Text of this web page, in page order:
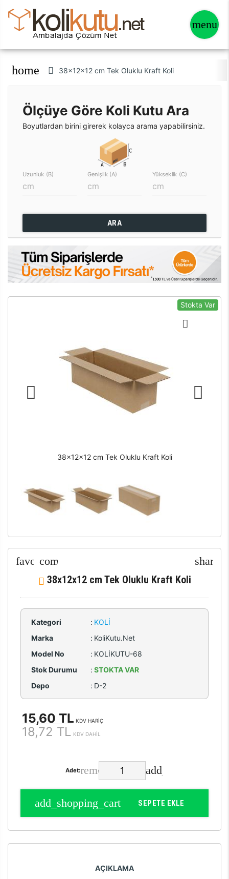
home 38x12x12 cm Tek Oluklu Kraft Koli
Ölçüye Göre Koli Kutu Ara
Boyutlardan birini girerek kolayca arama yapabilirsiniz.
Uzunluk (B) Genişlik (A) Yükseklik (C)
ARA
Stokta Var
38x12x12 cm Tek Oluklu Kraft Koli
38x12x12 cm Tek Oluklu Kraft Koli
Kategori : KOLI
Marka
: KoliKutu.Net
Model No
: KOLİKUTU-68
Stok Durumu
: STOKTA VAR
Depo
: D-2
15,60 TL KDV HARİÇ
18,72 TL KDV DAHİL
Adet:
SEPETE EKLE
AÇIKLAMA